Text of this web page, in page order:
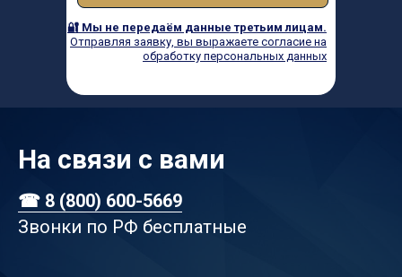
🔐 Мы не передаём данные третьим лицам.
Отправляя заявку, вы выражаете согласие на
обработку персональных данных
На связи с вами
☎ 8 (800) 600-5669
Звонки по РФ бесплатные